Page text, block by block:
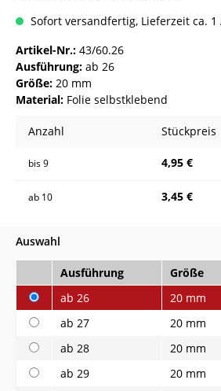
Sofort versandfertig, Lieferzeit ca.
Artikel-Nr.: 43/60.26
Ausführung: ab 26
Größe: 20 mm
Material: Folie selbstklebend
Anzahl Stückpreis
bis9 4,95 €
ab 10 3,45 €
Auswahl
Ausführung Größe
ab 26
20 mm
ab 27
20 mm
ab 28
20 mm
ab 29
20 mm